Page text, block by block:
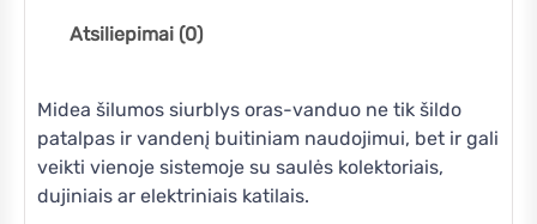
Atsiliepimai (0)
Midea šilumos siurblys oras-vanduo ne tik šildo
patalpas ir vandenį buitiniam naudojimui, bet ir gali
veikti vienoje sistemoje su saulės kolektoriais,
dujiniais ar elektriniais katilais.